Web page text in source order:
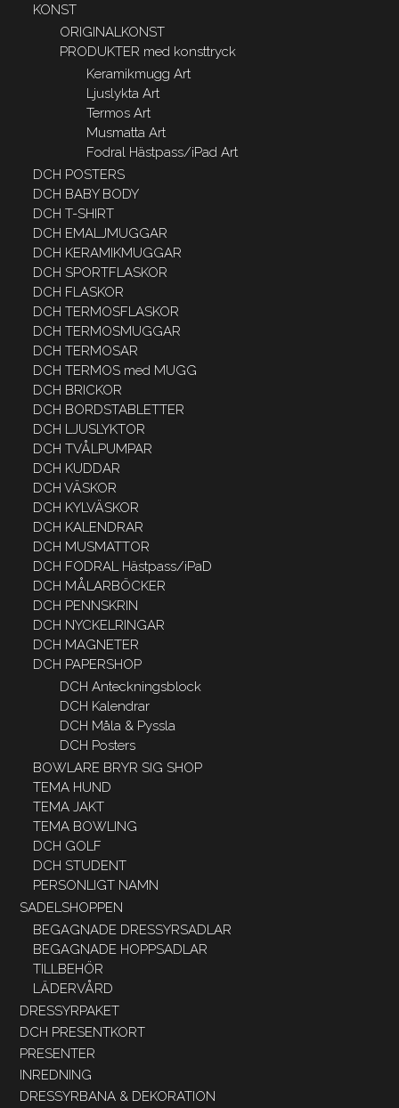
KONST
ORIGINALKONST
PRODUKTER med konsttryck
Keramikmugg Art
Ljuslykta Art
Termos Art
Musmatta Art
Fodral Hästpass/iPad Art
DCH POSTERS
DCH BABY BODY
DCH T-SHIRT
DCH EMALJMUGGAR
DCH KERAMIKMUGGAR
DCH SPORTFLASKOR
DCH FLASKOR
DCH TERMOSFLASKOR
DCH TERMOSMUGGAR
DCH TERMOSAR
DCH TERMOS med MUGG
DCH BRICKOR
DCH BORDSTABLETTER
DCH LJUSLYKTOR
DCH TVÅLPUMPAR
DCH KUDDAR
DCH VÄSKOR
DCH KYLVÄSKOR
DCH KALENDRAR
DCH MUSMATTOR
DCH FODRAL Hästpass/iPaD
DCH MÅLARBÖCKER
DCH PENNSKRIN
DCH NYCKELRINGAR
DCH MAGNETER
DCH PAPERSHOP
DCH Anteckningsblock
DCH Kalendrar
DCH Måla & Pyssla
DCH Posters
BOWLARE BRYR SIG SHOP
TEMA HUND
TEMA JAKT
TEMA BOWLING
DCH GOLF
DCH STUDENT
PERSONLIGT NAMN
SADELSHOPPEN
BEGAGNADE DRESSYRSADLAR
BEGAGNADE HOPPSADLAR
TILLBEHÖR
LÄDERVÅRD
DRESSYRPAKET
DCH PRESENTKORT
PRESENTER
INREDNING
DRESSYRBANA & DEKORATION